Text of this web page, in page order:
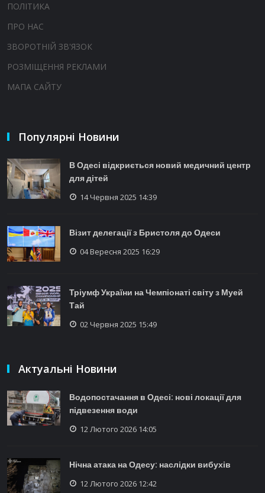
ПОЛІТИКА
ПРО НАС
ЗВОРОТНІЙ ЗВ'ЯЗОК
РОЗМІЩЕННЯ РЕКЛАМИ
МАПА САЙТУ
Популярні Новини
В Одесі відкриється новий медичний центр
для дітей
14 Червня 2025 14:39
Візит делегації з Бристоля до Одеси
04 Вересня 2025 16:29
Тріумф України на Чемпіонаті світу з Муей
Тай
02 Червня 2025 15:49
Актуальні Новини
Водопостачання в Одесі: нові локації для
підвезення води
12 Лютого 2026 14:05
Нічна атака на Одесу: наслідки вибухів
12 Лютого 2026 12:42